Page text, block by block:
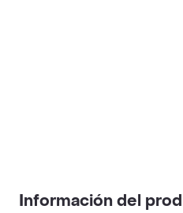
Información del